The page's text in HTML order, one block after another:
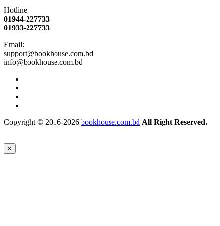
Hotline:
01944-227733
01933-227733
Email:
support@bookhouse.com.bd
info@bookhouse.com.bd
Copyright © 2016-2026 bookhouse.com.bd All Right Reserved.
×